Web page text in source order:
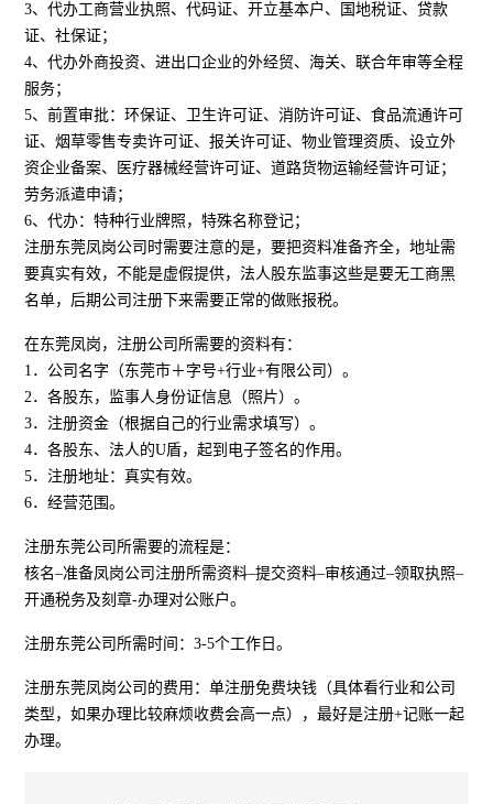
3、代办工商营业执照、代码证、开立基本户、国地税证、贷款
证、社保证；
4、代办外商投资、进出口企业的外经贸、海关、联合年审等全程
服务；
5、前置审批：环保证、卫生许可证、消防许可证、食品流通许可
证、烟草零售专卖许可证、报关许可证、物业管理资质、设立外
资企业备案、医疗器械经营许可证、道路货物运输经营许可证；
劳务派遣申请；
6、代办：特种行业牌照，特殊名称登记；
注册东莞凤岗公司时需要注意的是，要把资料准备齐全，地址需
要真实有效，不能是虚假提供，法人股东监事这些是要无工商黑
名单，后期公司注册下来需要正常的做账报税。
在东莞凤岗，注册公司所需要的资料有：
1．公司名字（东莞市＋字号+行业+有限公司）。
2．各股东，监事人身份证信息（照片）。
3．注册资金（根据自己的行业需求填写）。
4．各股东、法人的U盾，起到电子签名的作用。
5．注册地址：真实有效。
6．经营范围。
注册东莞公司所需要的流程是：
核名–准备凤岗公司注册所需资料–提交资料–审核通过–领取执照–
开通税务及刻章-办理对公账户。
注册东莞公司所需时间：3-5个工作日。
注册东莞凤岗公司的费用：单注册免费块钱（具体看行业和公司
类型，如果办理比较麻烦收费会高一点），最好是注册+记账一起
办理。